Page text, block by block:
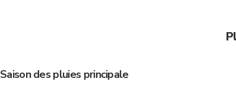
Saison des pluies principale